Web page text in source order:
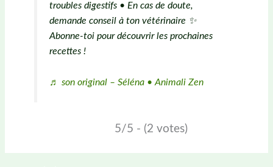
troubles digestifs • En cas de doute,
demande conseil à ton vétérinaire ✨
Abonne-toi pour découvrir les prochaines
recettes !
♬ son original – Séléna • Animali Zen
5/5 - (2 votes)